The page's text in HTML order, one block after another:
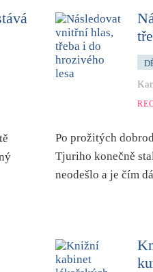
Po prožitých
Tjuriho konečně
neodešlo a je čím